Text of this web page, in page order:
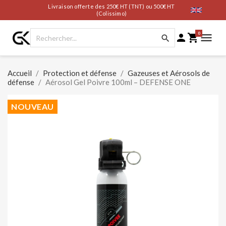
Livraison offerte des 250€ HT (TNT) ou 500€ HT
(Colissimo)
  0
Accueil Protection et défense
Gazeuses et Aérosols de
défense
Aérosol Gel Poivre 100ml – DEFENSE ONE
NOUVEAU